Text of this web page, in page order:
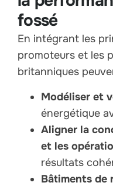
fossé
En intégrant les
promoteurs et les
britanniques
Modéliser et
énergétique
Aligner la
et les
résultats
Bâtiments de